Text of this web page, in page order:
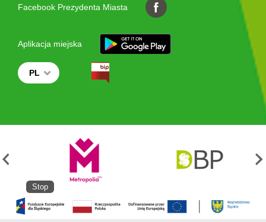
Facebook Prezydenta Miasta
Aplikacja miejska
PL
Stop